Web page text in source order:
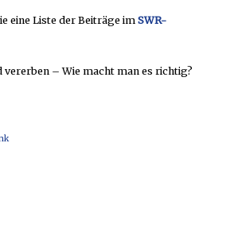
eine Liste der Beiträge imSWR-
vererben – Wie macht man es richtig?